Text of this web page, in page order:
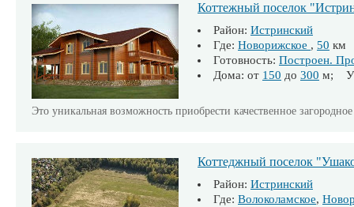
Коттежный поселок
Район: Истринский
Где: Новорижское , 50 км
Готовность: Построен.
Дома: от 150 до 300 м;
Это уникальная возможность приобрести качественное
Коттеджный поселок
Район: Истринский
Где: Волоколамское,